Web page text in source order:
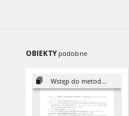
OBIEKTY podobne
Wstęp do metod...